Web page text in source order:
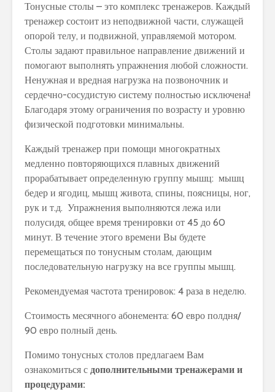
Тонусные столы – это комплекс тренажеров. Каждый
тренажер состоит из неподвижной части, служащей
опорой телу, и подвижной, управляемой мотором.
Столы задают правильное направление движений и
помогают выполнять упражнения любой сложности.
Ненужная и вредная нагрузка на позвоночник и
сердечно-сосудистую систему полностью исключена!
Благодаря этому ограничения по возрасту и уровню
физической подготовки минимальны.
Каждый тренажер при помощи многократных
медленно повторяющихся плавных движений
прорабатывает определенную группу мышц: мышц
бедер и ягодиц, мышц живота, спины, поясницы, ног,
рук и т.д. Упражнения выполняются лежа или
полусидя, общее время тренировки от 45 до 60
минут. В течение этого времени Вы будете
перемещаться по тонусным столам, дающим
последовательную нагрузку на все группы мышц.
Рекомендуемая частота тренировок: 4 раза в неделю.
Стоимость месячного абонемента: 60 евро полдня/
90 евро полный день.
Помимо тонусных столов предлагаем Вам
ознакомиться с дополнительными тренажерами и
процедурами: